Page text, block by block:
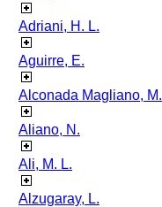
Adriani, H. L.
Aguirre, E.
Alconada Magliano, M.
Aliano, N.
Ali, M. L.
Alzugaray, L.